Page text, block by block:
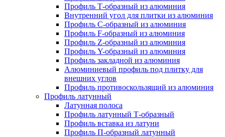
Профиль Т-образный из алюминия
Внутренний угол для плитки из алюминия
Профиль C-образный из алюминия
Профиль F-образный из алюминия
Профиль Z-образный из алюминия
Профиль Y-образный из алюминия
Профиль закладной из алюминия
Алюминиевый профиль под плитку для
внешних углов
Профиль противоскользящий из алюминия
Профиль латунный
Латунная полоса
Профиль латунный Т-образный
Профиль вставка из латуни
Профиль П-образный латунный